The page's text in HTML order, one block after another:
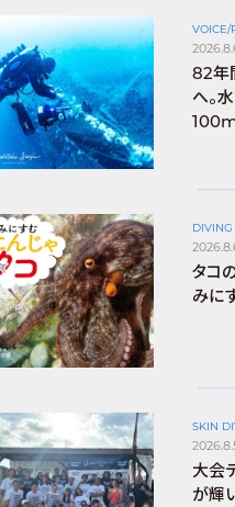
VOICE/
82年
へ。
タコ
みに
SKIN
大会
が輝